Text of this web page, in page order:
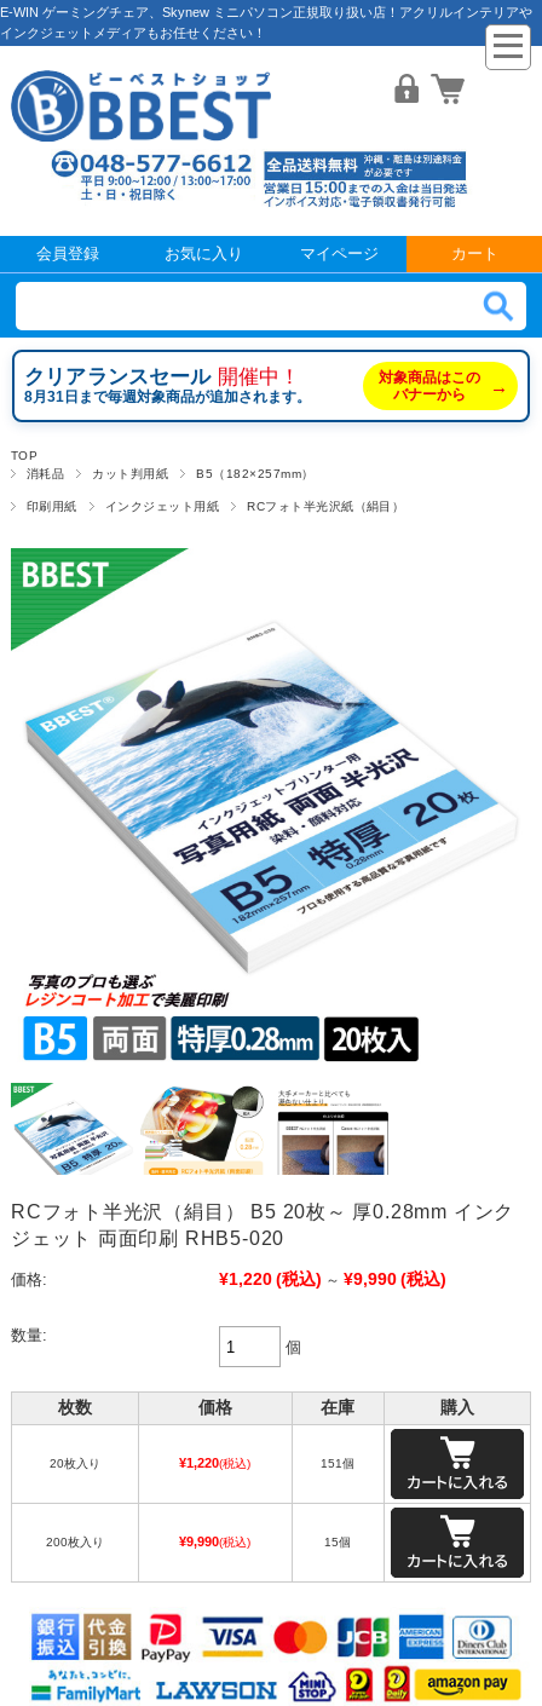
E-WIN ゲーミングチェア、Skynew ミニパソコン正規取り扱い店！アクリルインテリアや
インクジェットメディアもお任せください！
会員登録 お気に入り マイページ カート
クリアランスセール 開催中！
8月31日まで毎週対象商品が追加されます。
対象商品はこの
バナーから
→
TOP
消耗品
カット判用紙 B5（182×257mm）
印刷用紙 インクジェット用紙 RCフォト半光沢紙（絹目）
RCフォト半光沢（絹目） B5 20枚～ 厚0.28mm インク
ジェット 両面印刷 RHB5-020
価格: ¥1,220(税込) ～ ¥9,990(税込)
数量:
個
枚数 価格 在庫 購入
20枚入り ¥1,220(税込) 151個
200枚入り ¥9,990(税込) 15個